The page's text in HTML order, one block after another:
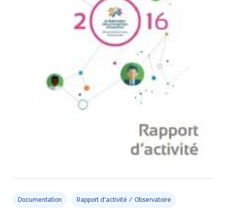
Documentation Rapport d'activité / Observatoire